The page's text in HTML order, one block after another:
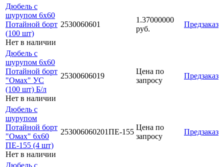
Дюбель с
шурупом 6х60
Потайной борт
(100 шт)
Нет в наличии
2530060601
1.37000000
руб.
Предзаказ
Дюбель с
шурупом 6х60
Потайной борт
"Омах" УС
(100 шт) Б/л
Нет в наличии
25300606019
Цена по
запросу
Предзаказ
Дюбель с
шурупом
Потайной борт
"Омах" 6х60
ПЕ-155 (4 шт)
Нет в наличии
253006060201ПЕ-155
Цена по
запросу
Предзаказ
Дюбель с